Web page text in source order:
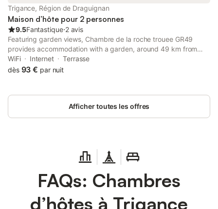
Trigance, Région de Draguignan
Maison d’hôte pour 2 personnes
9.5Fantastique⋅2 avis
Featuring garden views, Chambre de la roche trouee GR49
provides accommodation with a garden, around 49 km from
Saint-Endréol Golf Club. This property offers access to a
terrace, free private parking and free WiFi.
WiFi Internet
Terrasse
dès 93 € par nuit
Afficher toutes les offres
FAQs: Chambres
d’hôtes à Trigance